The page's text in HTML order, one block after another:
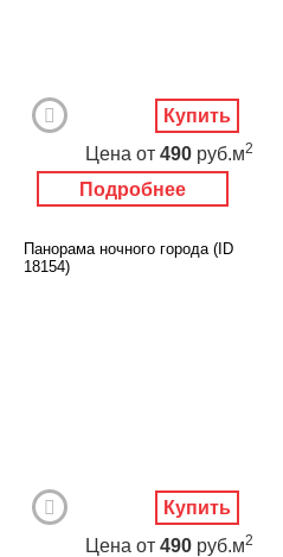
Подробнее
Цена от 490 руб.м2
Купить
Панорама ночного города (ID
18154)
Цена от 490 руб.м2
Купить